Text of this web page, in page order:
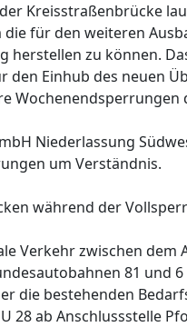
Kreisstraßenbrücke
für den weiteren
herstellen zu können.
den Einhub des neuen
Wochenendsperrungen
Niederlassung
um Verständnis.
während der
Verkehr zwischen
81 und
die bestehenden
28 ab Anschlussstelle